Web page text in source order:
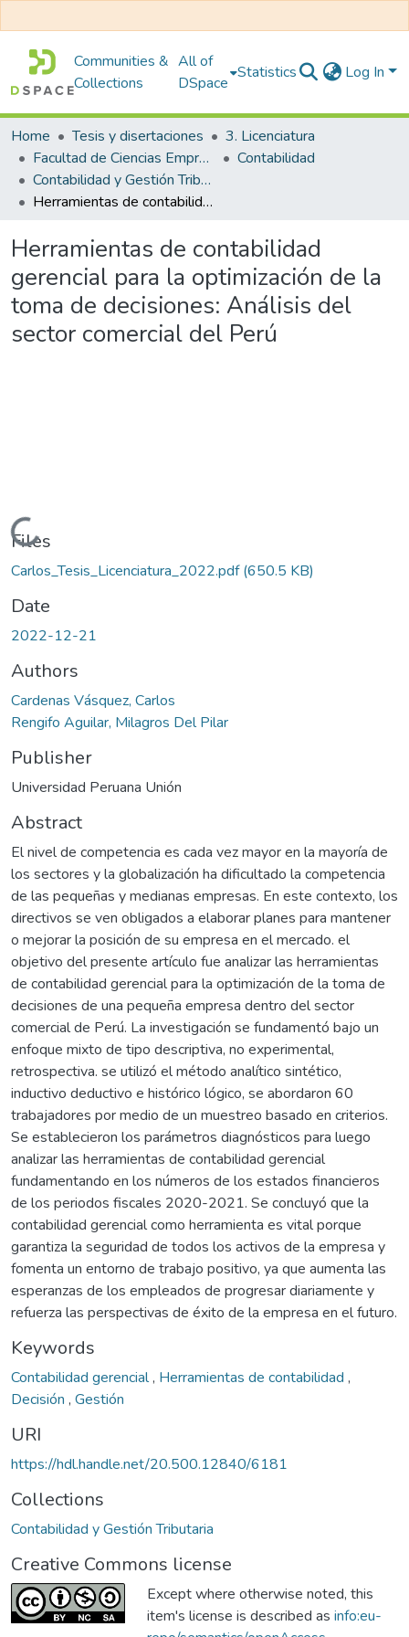
Communities &
Collections
All of
DSpace
Statistics Log In
Home Tesis y disertaciones
3. Licenciatura
Facultad de Ciencias Empresariales
Contabilidad
Contabilidad y Gestión Tributaria
Herramientas de contabilidad gerencial para la optimización de la toma de decisiones: Análisis del sector comercial del Perú
Herramientas de contabilidad
gerencial para la optimización de la
toma de decisiones: Análisis del
sector comercial del Perú
Loading...
Files
Carlos_Tesis_Licenciatura_2022.pdf(650.5 KB)
Date
2022-12-21
Authors
Cardenas Vásquez, Carlos
Rengifo Aguilar, Milagros Del Pilar
Publisher
Universidad Peruana Unión
Abstract
El nivel de competencia es cada vez mayor en la mayoría de
los sectores y la globalización ha dificultado la competencia
de las pequeñas y medianas empresas. En este contexto, los
directivos se ven obligados a elaborar planes para mantener
o mejorar la posición de su empresa en el mercado. el
objetivo del presente artículo fue analizar las herramientas
de contabilidad gerencial para la optimización de la toma de
decisiones de una pequeña empresa dentro del sector
comercial de Perú. La investigación se fundamentó bajo un
enfoque mixto de tipo descriptiva, no experimental,
retrospectiva. se utilizó el método analítico sintético,
inductivo deductivo e histórico lógico, se abordaron 60
trabajadores por medio de un muestreo basado en criterios.
Se establecieron los parámetros diagnósticos para luego
analizar las herramientas de contabilidad gerencial
fundamentando en los números de los estados financieros
de los periodos fiscales 2020-2021. Se concluyó que la
contabilidad gerencial como herramienta es vital porque
garantiza la seguridad de todos los activos de la empresa y
fomenta un entorno de trabajo positivo, ya que aumenta las
esperanzas de los empleados de progresar diariamente y
refuerza las perspectivas de éxito de la empresa en el futuro.
Keywords
Contabilidad gerencial, Herramientas de contabilidad ,
Decisión , Gestión
URI
https://hdl.handle.net/20.500.12840/6181
Collections
Contabilidad y Gestión Tributaria
Creative Commons license
Except where otherwise noted, this
item's license is described as info:eu-